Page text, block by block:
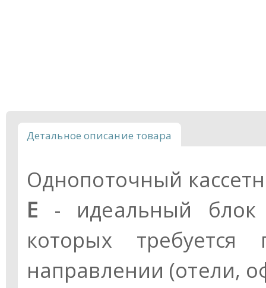
Детальное описание товара
Однопоточный
E - идеальный
которых
направлении (отели,